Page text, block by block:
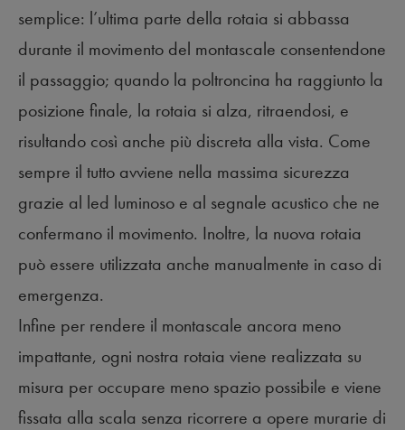
semplice: l’ultima parte della rotaia si abbassa
durante il movimento del montascale consentendone
il passaggio; quando la poltroncina ha raggiunto la
posizione finale, la rotaia si alza, ritraendosi, e
risultando così anche più discreta alla vista. Come
sempre il tutto avviene nella massima sicurezza
grazie al led luminoso e al segnale acustico che ne
confermano il movimento. Inoltre, la nuova rotaia
può essere utilizzata anche manualmente in caso di
emergenza.
Infine per rendere il montascale ancora meno
impattante, ogni nostra rotaia viene realizzata su
misura per occupare meno spazio possibile e viene
fissata alla scala senza ricorrere a opere murarie di